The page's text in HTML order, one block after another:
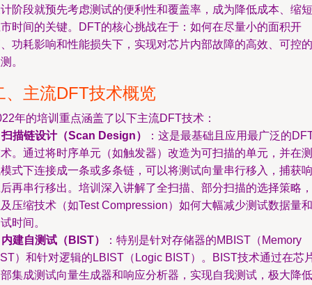
阶段就预先考虑测试的便利性和覆盖率，成为降低成本、缩短
时间的关键。DFT的核心挑战在于：如何在尽量小的面积开
功耗影响和性能损失下，实现对芯片内部故障的高效、可控的
。
、主流DFT技术概览
年的培训重点涵盖了以下主流DFT技术：
扫描链设计（Scan Design）
：这是最基础且应用最广泛的
。通过将时序单元（如触发器）改造为可扫描的单元，并在测
式下连接成一条或多条链，可以将测试向量串行移入，捕获响
再串行移出。培训深入讲解了全扫描、部分扫描的选择策略，
压缩技术（如Test Compression）如何大幅减少测试数据量和
时间。
内建自测试（BIST）
：特别是针对存储器的MBIST（Memory
）和针对逻辑的LBIST（Logic BIST）。BIST技术通过在芯
集成测试向量生成器和响应分析器，实现自我测试，极大降低